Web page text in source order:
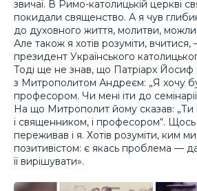
звичаї. В Римо-католицькій церкві
покидали священство. А я чув
до духовного життя, молитви,
Але також я хотів розуміти,
президент Українського
Тоді ще не знав, що Патріарх Йосиф
з Митрополитом Андреєм: „Я хочу
професором. Чи мені іти до
На що Митрополит йому сказав:
і священником, і професором“. Щось
переживав і я. Хотів розуміти, ким
позитивістом: є якась проблема —
її вирішувати».